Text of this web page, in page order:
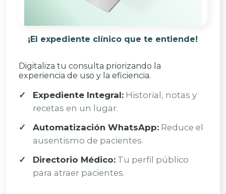
¡El expediente clínico que te entiende!
Digitaliza tu consulta priorizando la
experiencia de uso y la eficiencia.
Expediente Integral: Historial, notas y
recetas en un lugar.
Automatización WhatsApp: Reduce el
ausentismo de pacientes.
Directorio Médico: Tu perfil público
para atraer pacientes.